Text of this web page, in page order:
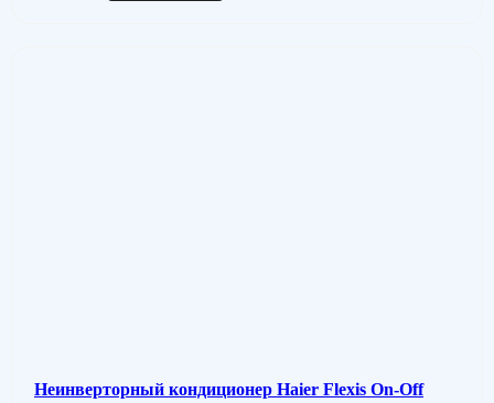
Неинверторный кондиционер Haier Flexis On-Off